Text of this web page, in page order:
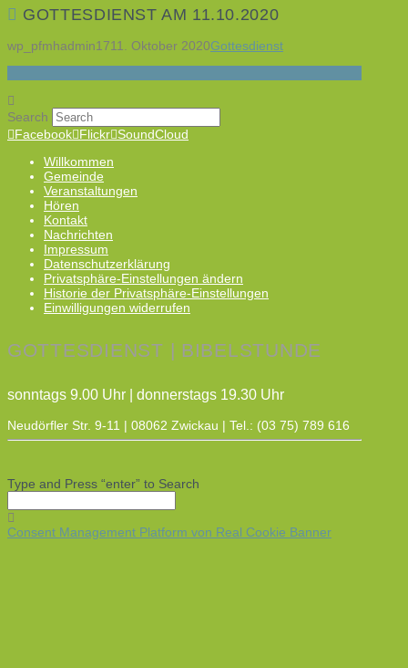
GOTTESDIENST AM 11.10.2020
wp_pfmhadmin1711. Oktober 2020Gottesdienst
Search
Facebook Flickr SoundCloud
Willkommen
Gemeinde
Veranstaltungen
Hören
Kontakt
Nachrichten
Impressum
Datenschutzerklärung
Privatsphäre-Einstellungen ändern
Historie der Privatsphäre-Einstellungen
Einwilligungen widerrufen
GOTTESDIENST | BIBELSTUNDE
sonntags 9.00 Uhr | donnerstags 19.30 Uhr
Neudörfler Str. 9-11 | 08062 Zwickau | Tel.: (03 75) 789 616
Type and Press “enter” to Search
Consent Management Platform von Real Cookie Banner